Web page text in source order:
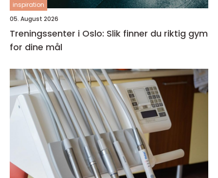
inspiration
05. August 2026
Treningssenter i Oslo: Slik finner du riktig gym
for dine mål